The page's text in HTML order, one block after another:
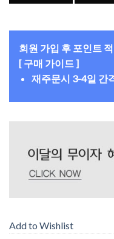
회원 가입 후 포인트
[ 구매 가이드 ]
재주문시 3-4일 간
Add to Wishlist